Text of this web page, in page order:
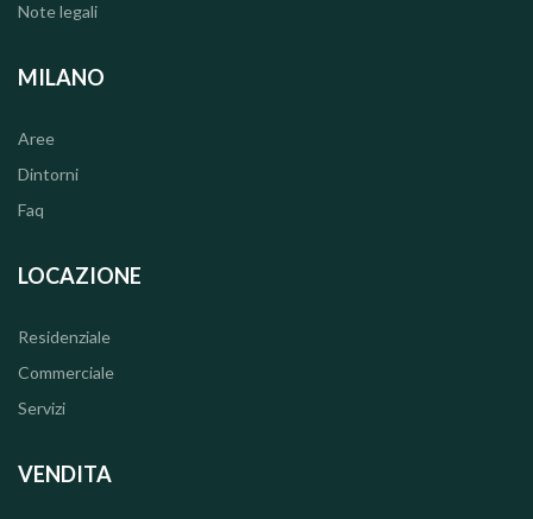
Note legali
MILANO
Aree
Dintorni
Faq
LOCAZIONE
Residenziale
Commerciale
Servizi
VENDITA